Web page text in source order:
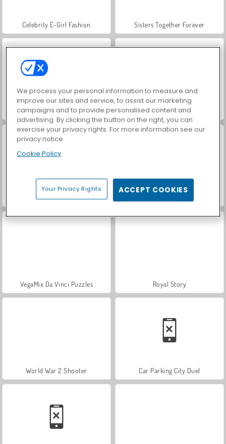
Celebrity E-Girl Fashion Sisters Together Forever
K-Pop Adventure ASMR Makeover & Makeup Studio
Hidden Object: Street of Secrets
VegaMix Da Vinci Puzzles Royal Story
World War 2 Shooter Car Parking City Duel
We process your personal information to measure and
improve our sites and service, to assist our marketing
campaigns and to provide personalised content and
advertising. By clicking the button on the right, you can
exercise your privacy rights. For more information see our
privacy notice
Cookie Policy
Your Privacy Rights ACCEPT COOKIES